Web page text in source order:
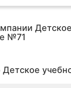
№71